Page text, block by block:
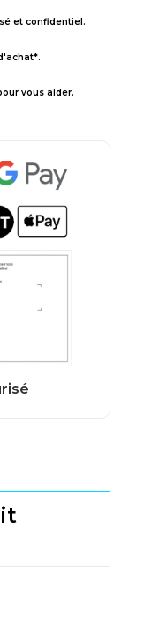
et confidentiel.
vous aider.